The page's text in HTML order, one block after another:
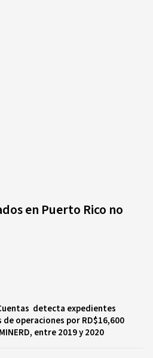
en Puerto Rico no
detecta expedientes
operaciones por RD$16,600
entre 2019 y 2020